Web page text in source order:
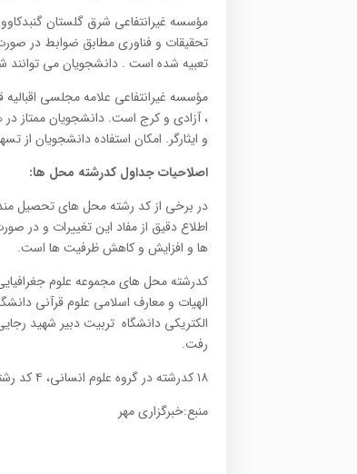
مؤسسه غیرانتفاعی شرق گلستان
تحقیقات و فناوری مطابق ضوابط در
تعبیه شده است . دانشجویان می توانند
مؤسسه غیرانتفاعی علامه مجلسی
، آزادی و كرج است. دانشجویان ممتاز
و ایثارگر. امكان استفاده دانشجویان از
اصلاحیات جداول كدرشته محل ها:
در برخی از كد رشته محل های تحصیل
اطلاع دقیق از مفاد این تغییرات و در
ها و افزایش و کاهش ظرفیت ها است. ​
كدرشته محل های مجموعه علوم
الهیات و معارف اسلامی علوم قرآنی
الكتریكی دانشگاه تربیت دبیر شهید
رفت.
۱۸ کدرشته در گروه علوم انسانی، ۴ کد رشته در گروه علوم پایه، ۱۰ کد رشته در گروه فنی و مهندسی به مجموع رشته ها اضافه شد.
منبع:خبرگزاری مهر